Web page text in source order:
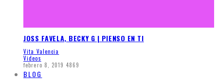
JOSS FAVELA, BECKY G | PIENSO EN TI
Vita Valencia
Videos
febrero 8, 2019 4869
BLOG